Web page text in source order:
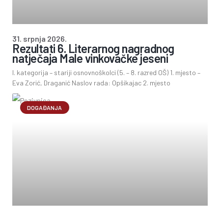
Rezultati 6. Literarnog nagradnog
natječaja Male vinkovačke jeseni
I. kategorija – stariji osnovnoškolci (5. – 8. razred OŠ) 1. mjesto –
Eva Zorić, Draganić Naslov rada: Opšikajac 2. mjesto
31. srpnja 2026.
DOGAĐANJA